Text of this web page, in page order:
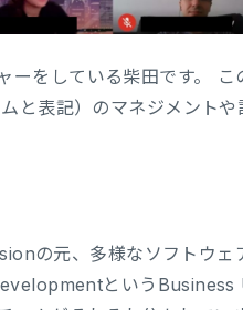
をしている柴田です。 こ
表記）のマネジメントや
の元、多様なソフトウェ
というBusiness